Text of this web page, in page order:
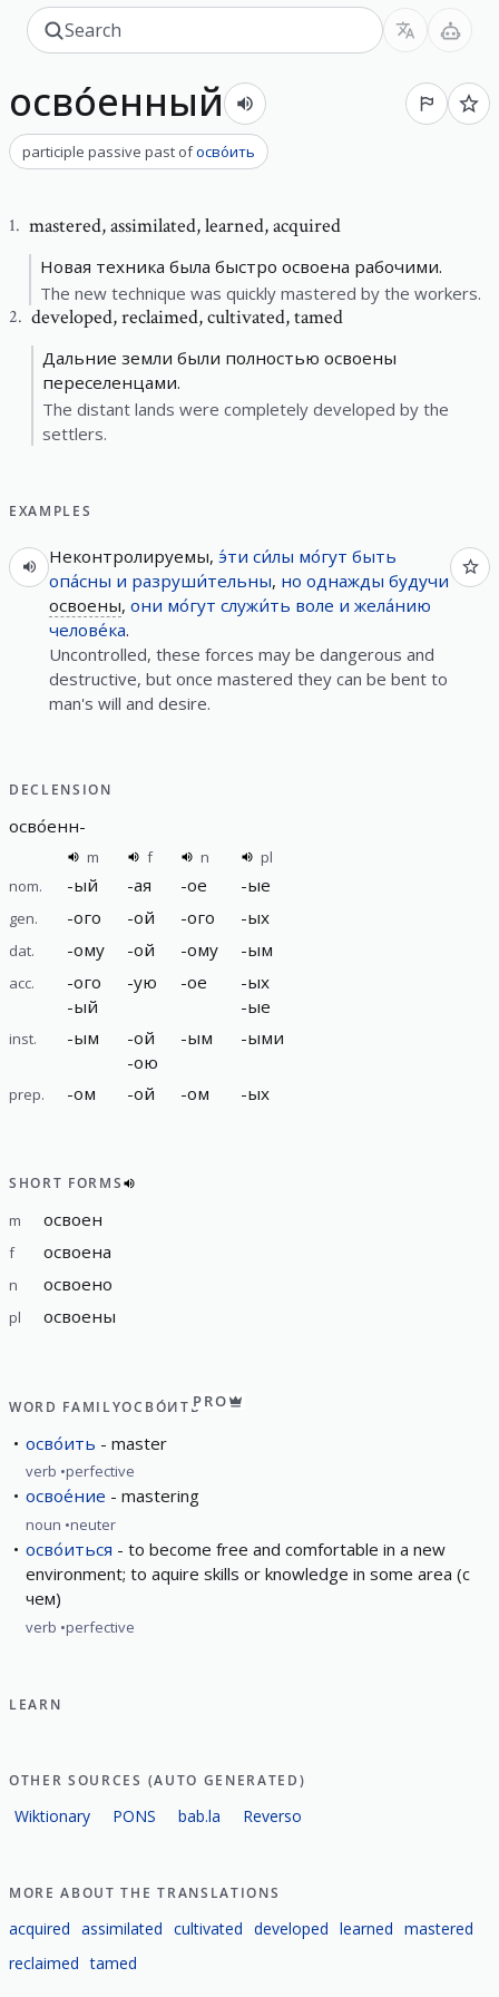
осво́енный
participle passive past ofосво́ить
1. mastered,assimilated, learned, acquired
Новая техника была быстро освоена рабочими.
The new technique was quickly mastered by the workers.
2. developed,reclaimed, cultivated, tamed
Дальние земли были полностью освоены
переселенцами.
The distant lands were completely developed by the
settlers.
EXAMPLES
Неконтролируемы, э́ти си́лы мо́гут быть
опа́сны и разруши́тельны, но однажды будучи
освоены, они мо́гут служи́ть воле и жела́нию
челове́ка.
Uncontrolled, these forces may be dangerous and
destructive, but once mastered they can be bent to
man's will and desire.
DECLENSION
осво́енн-
m f n
pl
nom.
-ый -ая -ое -ые
gen. -ого -ой -ого -ых
dat. -ому -ой -ому -ым
acc. -ого
-ый
-ую -ое -ых
-ые
inst. -ым -ой
-ою
-ым -ыми
prep. -ом -ой -ом -ых
SHORT FORMS
m освоен
f освоена
n освоено
pl освоены
WORD FAMILYОСВО́ИТЬPRO
осво́ить master
verb perfective
освое́ние mastering
noun neuter
осво́иться
to become free and comfortable in a new
environment; to aquire skills or knowledge in some area (с
чем)
verb perfective
LEARN
OTHER SOURCES (AUTO GENERATED)
Wiktionary PONS bab.la Reverso
MORE ABOUT THE TRANSLATIONS
acquired assimilated cultivated developed learned mastered
reclaimed tamed